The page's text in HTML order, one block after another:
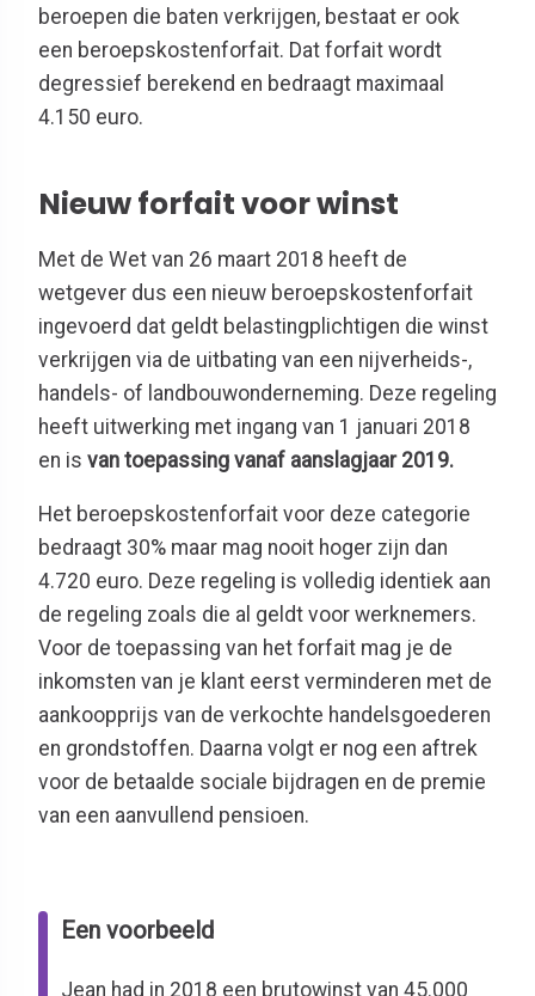
beroepen die baten verkrijgen, bestaat er ook
een beroepskostenforfait. Dat forfait wordt
degressief berekend en bedraagt maximaal
4.150 euro.
Nieuw forfait voor winst
Met de Wet van 26 maart 2018 heeft de
wetgever dus een nieuw beroepskostenforfait
ingevoerd dat geldt belastingplichtigen die winst
verkrijgen via de uitbating van een nijverheids-,
handels- of landbouwonderneming. Deze regeling
heeft uitwerking met ingang van 1 januari 2018
en is van toepassing vanaf aanslagjaar 2019.
Het beroepskostenforfait voor deze categorie
bedraagt 30% maar mag nooit hoger zijn dan
4.720 euro. Deze regeling is volledig identiek aan
de regeling zoals die al geldt voor werknemers.
Voor de toepassing van het forfait mag je de
inkomsten van je klant eerst verminderen met de
aankoopprijs van de verkochte handelsgoederen
en grondstoffen. Daarna volgt er nog een aftrek
voor de betaalde sociale bijdragen en de premie
van een aanvullend pensioen.
Een voorbeeld
Jean had in 2018 een brutowinst van 45.000